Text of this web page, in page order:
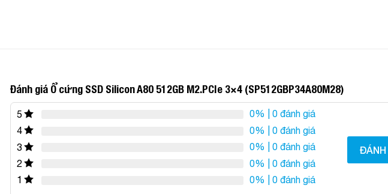
Đánh giá Ổ cứng SSD Silicon A80 512GB M2.PCIe 3×4 (SP512GBP34A80M28)
5 0% | 0 đánh giá
4
0% | 0 đánh giá
3
0% | 0 đánh giá
2
0% | 0 đánh giá
1
0% | 0 đánh giá
ĐÁNH